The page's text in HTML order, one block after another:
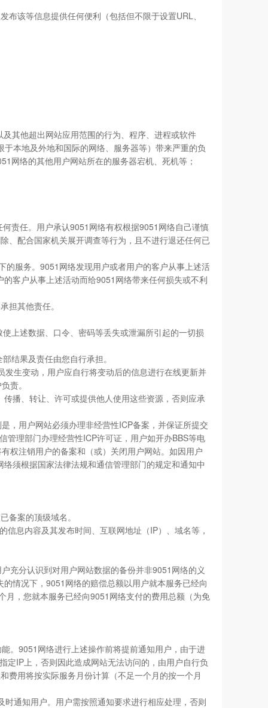
该等信息提供任何便利（包括但不限于设置URL、
其他超出网站应用范围的行为、程序、进程或软件
本地及外地和国际的网络、服务器等）带来严重的负
网络的其他用户网站所在的服务器宕机、死机等；
责任。用户承认9051网络有权根据9051网络自己谨慎
、配合国家机关展开调查等行为，且不进行退还任何已
服务。9051网络发现用户或者用户的客户从事上述活
客户从事上述活动而给9051网络带来任何损失或不利
担其他责任。
上述数据、口令、密码等丢失或泄漏所引起的一切损
结果及责任由您自行承担。
生变动，用户应自行将变动后的信息进行在线更新并
责。
播、转让、许可或提供他人使用这些资源，否则应承
，用户网站必须办理非经营性ICP备案，并保证所提交
管理部门办理经营性ICP许可证，用户如开办BBS等电
权注销用户的备案和（或）关闭用户网站。如因用户
须根据国家法律法规和通信管理部门的规定和通知中
备案的顶级域名。
息内容及其发布时间、互联网地址（IP）、域名等，
充分认识到对用户网站数据的备份并非9051网络的义
情况下，9051网络的赔偿总额以用户就本服务已经向
，您就本服务已经向9051网络支付的费用总额（为免
。9051网络进行上述操作前将提前通知用户，由于进
IP上，否则因此造成网站无法访问的，由用户自行负
费用将按实际服务月份计算（不足一个月的按一个月
通知用户。用户需按照通知要求进行相应处理，否则